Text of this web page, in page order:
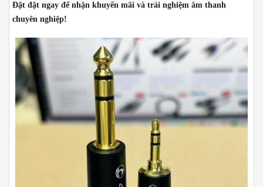
Đặt đặt ngay để nhận khuyến mãi và trải nghiệm âm thanh
chuyên nghiệp!